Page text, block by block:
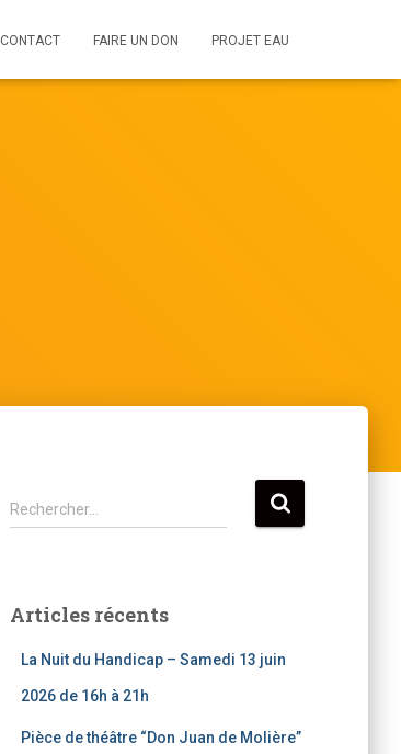
CONTACT FAIRE UN DON PROJET EAU
R
e
r
Rechercher…
Articles récents
La Nuit du Handicap – Samedi 13 juin
2026 de 16h à 21h
Pièce de théâtre “Don Juan de Molière”